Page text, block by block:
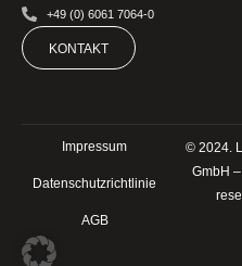
+49 (0) 6061 7064-0
KONTAKT
Impressum
Datenschutzrichtlinie
AGB
© 2024.
GmbH